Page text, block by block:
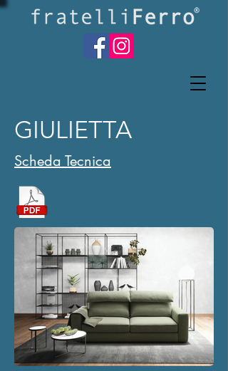
GIULIETTA
Scheda Tecnica